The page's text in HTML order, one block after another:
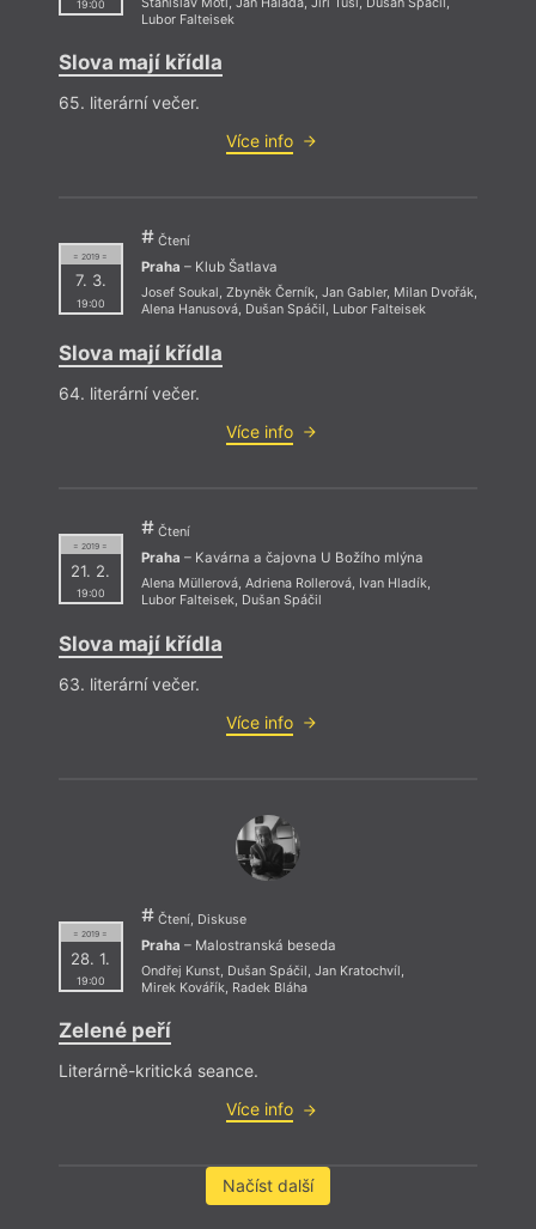
19:00
Lubor Falteisek
Slova mají křídla
65. literární večer.
Více info
= 2019 =
7. 3.
19:00
Čtení
Praha – Klub Šatlava
Josef Soukal , Zbyněk Černík, Jan Gabler, Milan Dvořák,
Alena Hanusová, Dušan Spáčil , Lubor Falteisek
Slova mají křídla
64. literární večer.
Více info
= 2019 =
21. 2.
19:00
Čtení
Praha – Kavárna a čajovna U Božího mlýna
Alena Müllerová, Adriena Rollerová, Ivan Hladík,
Lubor Falteisek, Dušan Spáčil
Slova mají křídla
63. literární večer.
Více info
= 2019 =
28. 1.
19:00
Čtení, Diskuse
Praha – Malostranská beseda
Ondřej Kunst, Dušan Spáčil, Jan Kratochvíl,
Mirek Kovářík, Radek Bláha
Zelené peří
Literárně-kritická seance.
Více info
Načíst další